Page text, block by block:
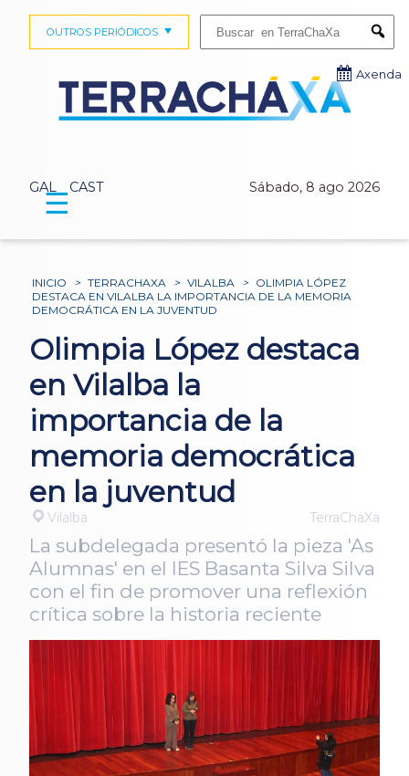
GAL CAST Sábado, 8 ago 2026
OUTROS PERIÓDICOS
Axenda
☰
INICIO > TERRACHAXA > VILALBA > OLIMPIA LÓPEZ
DESTACA EN VILALBA LA IMPORTANCIA DE LA MEMORIA
DEMOCRÁTICA EN LA JUVENTUD
Olimpia López destaca
en Vilalba la
importancia de la
memoria democrática
en la juventud
Vilalba TerraChaXa
La subdelegada presentó la pieza 'As
Alumnas' en el IES Basanta Silva Silva
con el fin de promover una reflexión
crítica sobre la historia reciente